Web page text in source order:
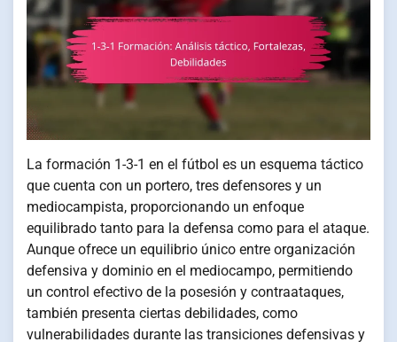
La formación 1-3-1 en el fútbol es un esquema táctico
que cuenta con un portero, tres defensores y un
mediocampista, proporcionando un enfoque
equilibrado tanto para la defensa como para el ataque.
Aunque ofrece un equilibrio único entre organización
defensiva y dominio en el mediocampo, permitiendo
un control efectivo de la posesión y contraataques,
también presenta ciertas debilidades, como
vulnerabilidades durante las transiciones defensivas y